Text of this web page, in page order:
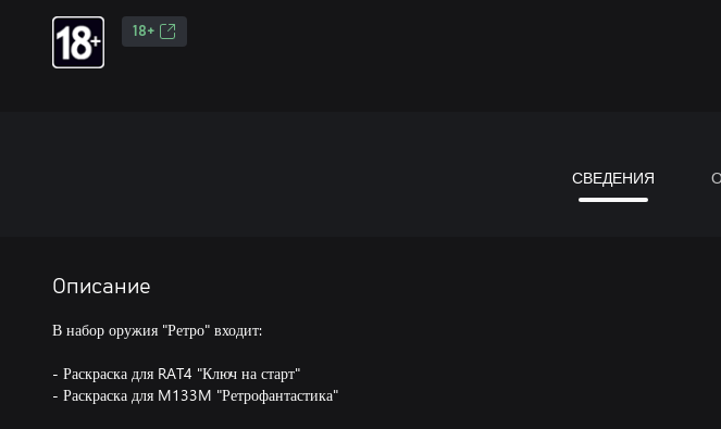
18+
СВЕДЕНИЯ
Описание
В набор оружия "Ретро" входит:
- Раскраска для RAT4 "Ключ на старт"
- Раскраска для M133M "Ретрофантастика"